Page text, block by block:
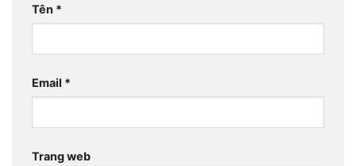
Tên *
Email *
Trang web